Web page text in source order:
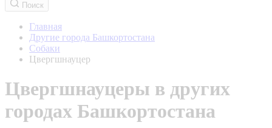
Поиск
Главная
Другие города Башкортостана
Собаки
Цвергшнауцер
Цвергшнауцеры в других
городах Башкортостана